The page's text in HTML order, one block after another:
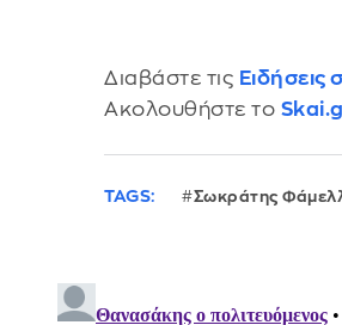
Διαβάστε τις Ειδήσεις
Ακολουθήστε το
TAGS: Σωκράτης